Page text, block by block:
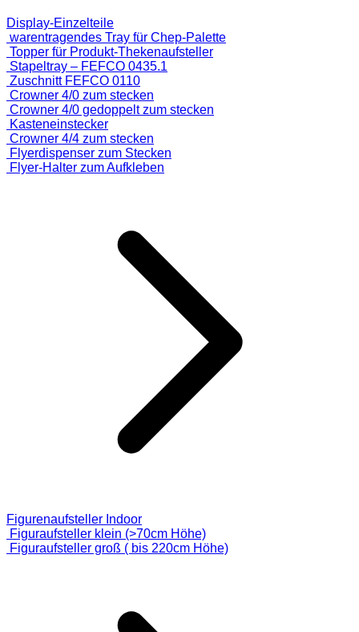
Display-Einzelteile
warentragendes Tray für Chep-Palette
Topper für Produkt-Thekenaufsteller
Stapeltray – FEFCO 0435.1
Zuschnitt FEFCO 0110
Crowner 4/0 zum stecken
Crowner 4/0 gedoppelt zum stecken
Kasteneinstecker
Crowner 4/4 zum stecken
Flyerdispenser zum Stecken
Flyer-Halter zum Aufkleben
Figurenaufsteller Indoor
Figuraufsteller klein (>70cm Höhe)
Figuraufsteller groß ( bis 220cm Höhe)